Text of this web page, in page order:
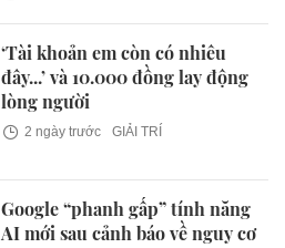
‘Tài khoản em còn có nhiêu
đây...’ và 10.000 đồng lay động
lòng người
2 ngày trước GIẢI TRÍ
Google “phanh gấp” tính năng
AI mới sau cảnh báo về nguy cơ